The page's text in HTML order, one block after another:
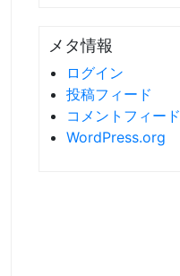
メタ情報
ログイン
投稿フィード
コメントフィード
WordPress.org